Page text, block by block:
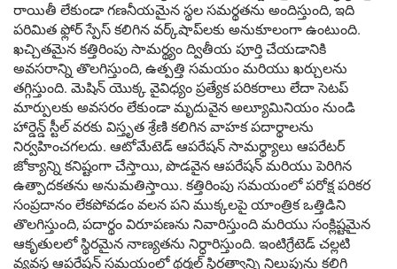
రాయితీ లేకుండా గణనీయమైన స్థల సమర్థతను అందిస్తుంది, ఇది
పరిమిత ఫ్లోర్ స్పేస్ కలిగిన వర్క్‌షాప్‌లకు అనుకూలంగా ఉంటుంది.
ఖచ్చితమైన కత్తిరింపు సామర్థ్యం ద్వితీయ పూర్తి చేయడానికి
అవసరాన్ని తొలగిస్తుంది, ఉత్పత్తి సమయం మరియు ఖర్చులను
తగ్గిస్తుంది. మెషిన్ యొక్క వైవిధ్యం ప్రత్యేక పరికరాలు లేదా సెటప్
మార్పులకు అవసరం లేకుండా మృదువైన అల్యూమినియం నుండి
హార్డెన్డ్ స్టీల్ వరకు విస్తృత శ్రేణి కలిగిన వాహక పదార్థాలను
నిర్వహించగలదు. ఆటోమేటెడ్ ఆపరేషన్ సామర్థ్యాలు ఆపరేటర్
జోక్యాన్ని కనిష్టంగా చేస్తాయి, పొడవైన ఆపరేషన్ మరియు పెరిగిన
ఉత్పాదకతను అనుమతిస్తాయి. కత్తిరింపు సమయంలో పరోక్ష పరికర
సంప్రదానం లేకపోవడం వలన పని ముక్కలపై యాంత్రిక ఒత్తిడిని
తొలగిస్తుంది, పదార్థం విరూపణను నివారిస్తుంది మరియు సంక్లిష్టమైన
ఆకృతులలో స్థిరమైన నాణ్యతను నిర్ధారిస్తుంది. ఇంటిగ్రేటెడ్ చల్లటి
వ్యవస్థ ఆపరేషన్ సమయంలో థర్మల్ స్థిరత్వాన్ని నిలుపును కలిగి